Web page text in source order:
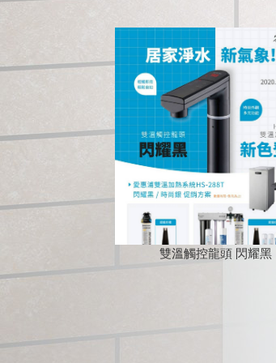
雙溫觸控龍頭 閃耀黑